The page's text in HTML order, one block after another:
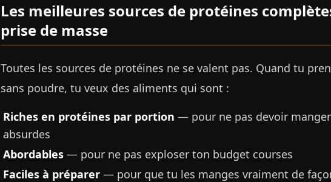
Les meilleures sources de protéines
prise de masse
Toutes les sources de protéines ne se valent pas. Quand tu
sans poudre, tu veux des aliments qui sont :
Riches en protéines par portion — pour ne pas devoir
absurdes
Abordables — pour ne pas exploser ton budget courses
Faciles à préparer — pour que tu les manges vraiment de